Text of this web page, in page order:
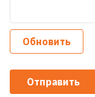
Обновить
Отправить